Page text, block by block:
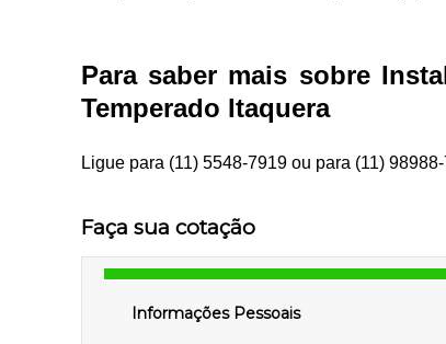
Para saber mais sobre
Temperado Itaquera
Ligue para (11) 5548-7919ou para (11)
Faça sua cotação
Informações Pessoais